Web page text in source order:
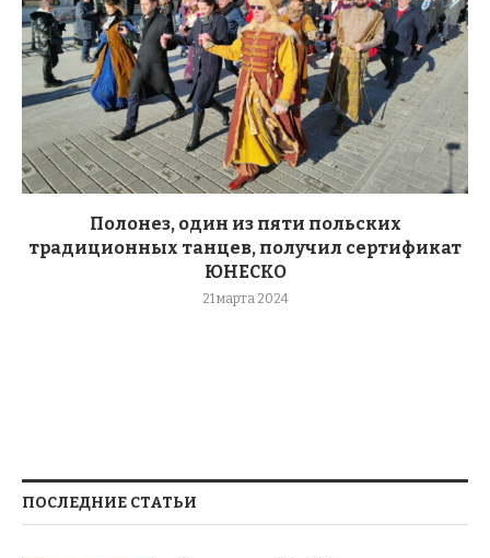
Полонез, один из пяти польских
традиционных танцев, получил сертификат
ЮНЕСКО
21 марта 2024
ПОСЛЕДНИЕ СТАТЬИ